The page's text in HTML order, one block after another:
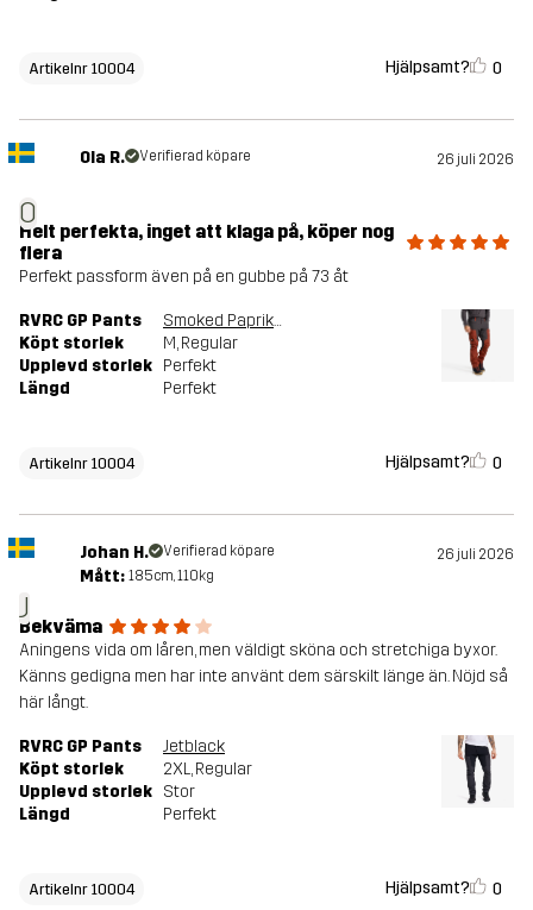
Artikelnr 10004 Hjälpsamt? 0
O
Ola R. Verifierad köpare 26 juli 2026
Helt perfekta, inget att klaga på, köper nog
flera
Perfekt passform även på en gubbe på 73 åt
RVRC GP Pants
Smoked Paprika/Anthracite
Köpt storlek
M, Regular
Upplevd storlek Perfekt
Längd
Perfekt
Artikelnr 10004 Hjälpsamt? 0
J
Johan H. Verifierad köpare 26 juli 2026
Mått: 185cm, 110kg
Bekväma
Aningens vida om låren, men väldigt sköna och stretchiga byxor.
Känns gedigna men har inte använt dem särskilt länge än. Nöjd så
här långt.
RVRC GP Pants
Jetblack
Köpt storlek
2XL, Regular
Upplevd storlek Stor
Längd
Perfekt
Artikelnr 10004 Hjälpsamt? 0